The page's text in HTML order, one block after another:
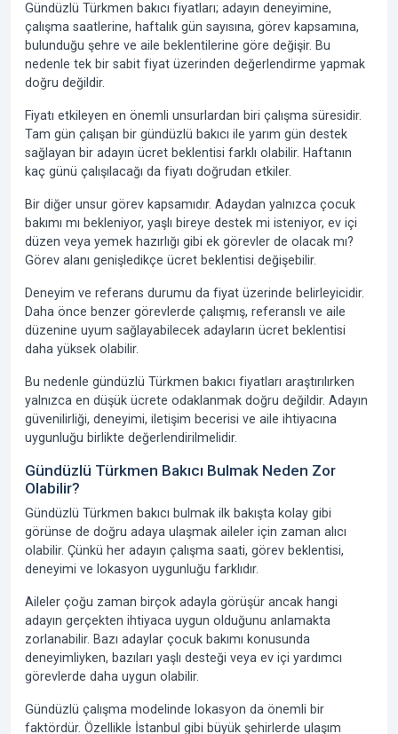
Gündüzlü Türkmen bakıcı fiyatları; adayın deneyimine,
çalışma saatlerine, haftalık gün sayısına, görev kapsamına,
bulunduğu şehre ve aile beklentilerine göre değişir. Bu
nedenle tek bir sabit fiyat üzerinden değerlendirme yapmak
doğru değildir.
Fiyatı etkileyen en önemli unsurlardan biri çalışma süresidir.
Tam gün çalışan bir gündüzlü bakıcı ile yarım gün destek
sağlayan bir adayın ücret beklentisi farklı olabilir. Haftanın
kaç günü çalışılacağı da fiyatı doğrudan etkiler.
Bir diğer unsur görev kapsamıdır. Adaydan yalnızca çocuk
bakımı mı bekleniyor, yaşlı bireye destek mi isteniyor, ev içi
düzen veya yemek hazırlığı gibi ek görevler de olacak mı?
Görev alanı genişledikçe ücret beklentisi değişebilir.
Deneyim ve referans durumu da fiyat üzerinde belirleyicidir.
Daha önce benzer görevlerde çalışmış, referanslı ve aile
düzenine uyum sağlayabilecek adayların ücret beklentisi
daha yüksek olabilir.
Bu nedenle gündüzlü Türkmen bakıcı fiyatları araştırılırken
yalnızca en düşük ücrete odaklanmak doğru değildir. Adayın
güvenilirliği, deneyimi, iletişim becerisi ve aile ihtiyacına
uygunluğu birlikte değerlendirilmelidir.
Gündüzlü Türkmen Bakıcı Bulmak Neden Zor
Olabilir?
Gündüzlü Türkmen bakıcı bulmak ilk bakışta kolay gibi
görünse de doğru adaya ulaşmak aileler için zaman alıcı
olabilir. Çünkü her adayın çalışma saati, görev beklentisi,
deneyimi ve lokasyon uygunluğu farklıdır.
Aileler çoğu zaman birçok adayla görüşür ancak hangi
adayın gerçekten ihtiyaca uygun olduğunu anlamakta
zorlanabilir. Bazı adaylar çocuk bakımı konusunda
deneyimliyken, bazıları yaşlı desteği veya ev içi yardımcı
görevlerde daha uygun olabilir.
Gündüzlü çalışma modelinde lokasyon da önemli bir
faktördür. Özellikle İstanbul gibi büyük şehirlerde ulaşım